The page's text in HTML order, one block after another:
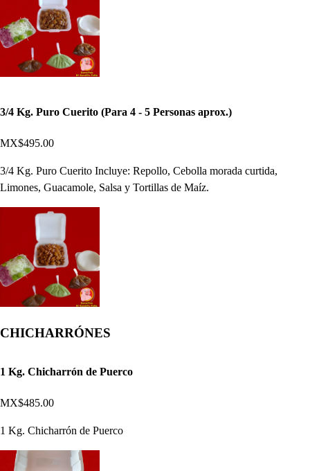
3/4 Kg. Puro Cuerito (Para 4 - 5 Personas aprox.)
MX$495.00
3/4 Kg. Puro Cuerito Incluye: Repollo, Cebolla morada curtida,
Limones, Guacamole, Salsa y Tortillas de Maíz.
CHICHARRÓNES
1 Kg. Chicharrón de Puerco
MX$485.00
1 Kg. Chicharrón de Puerco